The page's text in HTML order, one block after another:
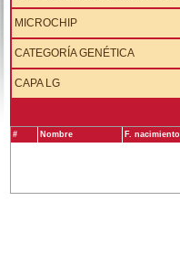
MICROCHIP
CATEGORÍA GENÉTICA
CAPA LG
# Nombre F. nacimiento